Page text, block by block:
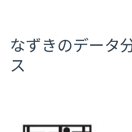
なずきのデータ
ス